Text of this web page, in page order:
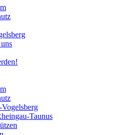
Vogelsberg
Taunus